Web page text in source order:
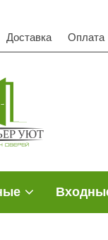
Доставка Оплата